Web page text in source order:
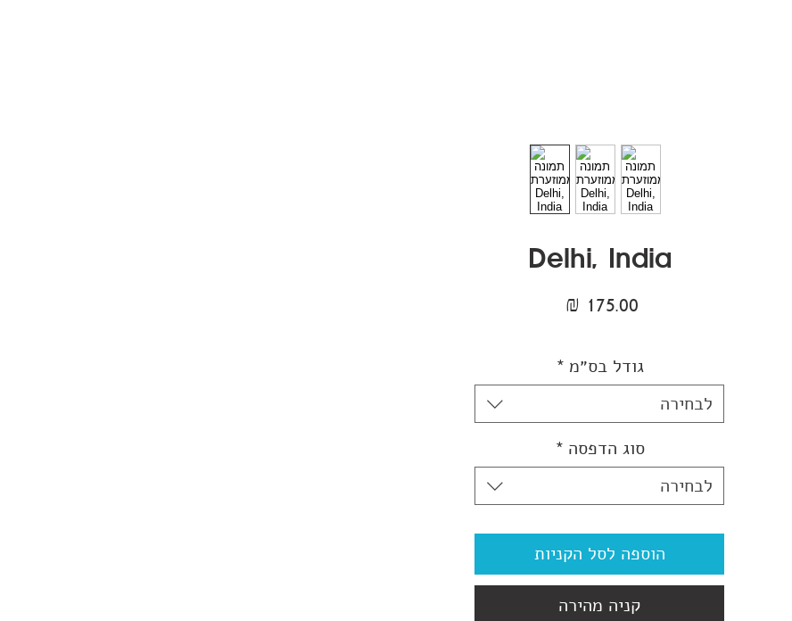
Delhi, India
גודל בס״מ *
לבחירה
סוג הדפסה *
לבחירה
הוספה לסל הקניות
קניה מהירה